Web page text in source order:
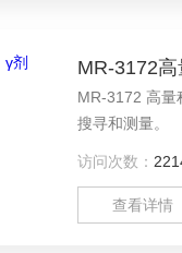
MR-3172
MR-3172 高量
搜寻和测量。
访问次数：
查看详情